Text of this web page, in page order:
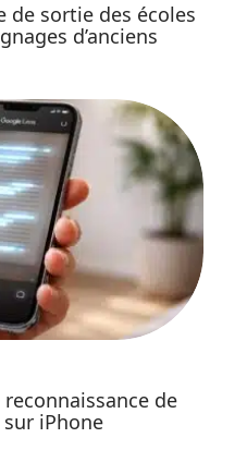
de sortie des écoles
d’anciens
de
iPhone